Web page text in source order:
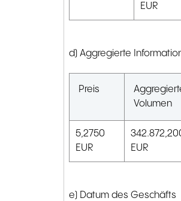
EUR
d) Aggregierte
Preis
Volumen
5,2750
EUR
EUR
e) Datum des Geschäfts